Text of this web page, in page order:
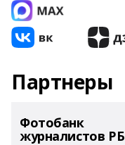
Партнеры
Фотобанк
журналистов РБ